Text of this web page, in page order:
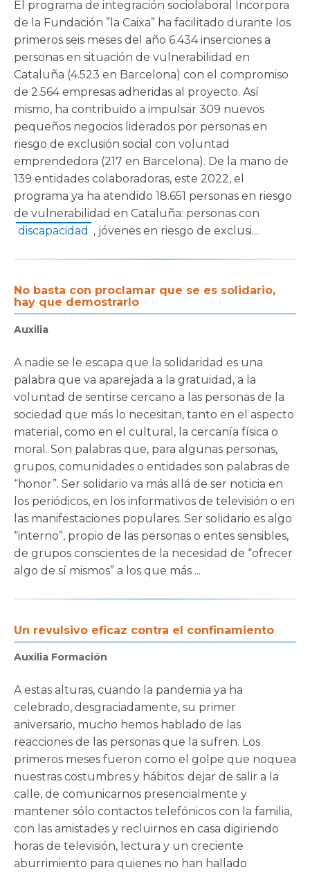
El programa de integración sociolaboral Incorpora
de la Fundación ”la Caixa” ha facilitado durante los
primeros seis meses del año 6.434 inserciones a
personas en situación de vulnerabilidad en
Cataluña (4.523 en Barcelona) con el compromiso
de 2.564 empresas adheridas al proyecto. Así
mismo, ha contribuido a impulsar 309 nuevos
pequeños negocios liderados por personas en
riesgo de exclusión social con voluntad
emprendedora (217 en Barcelona). De la mano de
139 entidades colaboradoras, este 2022, el
programa ya ha atendido 18.651 personas en riesgo
de vulnerabilidad en Cataluña: personas con
discapacidad , jóvenes en riesgo de exclusi...
No basta con proclamar que se es solidario,
hay que demostrarlo
Auxilia
A nadie se le escapa que la solidaridad es una
palabra que va aparejada a la gratuidad, a la
voluntad de sentirse cercano a las personas de la
sociedad que más lo necesitan, tanto en el aspecto
material, como en el cultural, la cercanía física o
moral. Son palabras que, para algunas personas,
grupos, comunidades o entidades son palabras de
“honor”. Ser solidario va más allá de ser noticia en
los periódicos, en los informativos de televisión o en
las manifestaciones populares. Ser solidario es algo
“interno”, propio de las personas o entes sensibles,
de grupos conscientes de la necesidad de “ofrecer
algo de sí mismos” a los que más ...
Un revulsivo eficaz contra el confinamiento
Auxilia Formación
A estas alturas, cuando la pandemia ya ha
celebrado, desgraciadamente, su primer
aniversario, mucho hemos hablado de las
reacciones de las personas que la sufren. Los
primeros meses fueron como el golpe que noquea
nuestras costumbres y hábitos: dejar de salir a la
calle, de comunicarnos presencialmente y
mantener sólo contactos telefónicos con la familia,
con las amistades y recluirnos en casa digiriendo
horas de televisión, lectura y un creciente
aburrimiento para quienes no han hallado